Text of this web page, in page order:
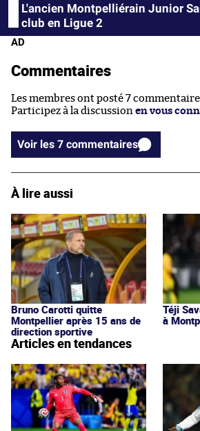
L'ancien Montpelliérain Junior
club en Ligue 2
AD
Commentaires
Les membres ont posté 7
Participez à la discussion en vous
Voir les 7 commentaires
À lire aussi
Bruno Carotti quitte
Montpellier après 15 ans de
direction sportive
Téji
à
Articles en tendances